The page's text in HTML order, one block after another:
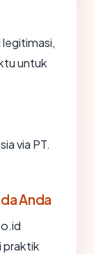
untuk
via PT.
Anda
praktik